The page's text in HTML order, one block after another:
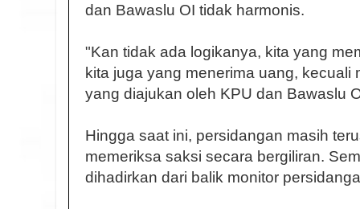
dan Bawaslu OI tidak harmonis.
"Kan tidak ada logikanya, kita yang
kita juga yang menerima uang, kecuali
yang diajukan oleh KPU dan Bawaslu
Hingga saat ini, persidangan masih
memeriksa saksi secara bergiliran.
dihadirkan dari balik monitor